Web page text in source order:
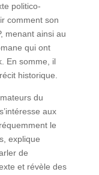
politico-
comment son
menant ainsi au
qui ont
En somme, il
historique.
du
aux
le
explique
de
et révèle des